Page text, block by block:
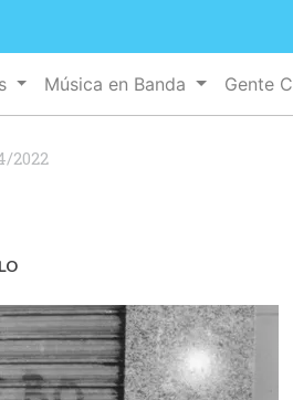
Música en Banda Gente
2022